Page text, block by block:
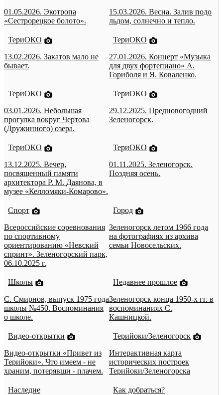
01.05.2026. Экотропа
«Сестрорецкое болото».
15.03.2026. Весна. Залив подо
льдом, солнечно и тепло.
ТериОКО
13.02.2026. Закатов мало не
бывает.
ТериОКО
27.01.2026. Концерт «Музыка
для двух фортепиано» А.
Гориболя и Я. Коваленко.
ТериОКО
03.01.2026. Небольшая
прогулка вокруг Чертова
(Дружинного) озера.
ТериОКО
29.12.2025. Предновогодний
Зеленогорск.
ТериОКО
13.12.2025. Вечер,
посвященный памяти
архитектора Р. М. Даянова, в
музее «Келломяки-Комарово».
ТериОКО
01.11.2025. Зеленогорск.
Поздняя осень.
Спорт
Всероссийские соревнования
по спортивному
ориентированию «Невский
спринт». Зеленогорский парк,
06.10.2025 г.
Город
Зеленогорск летом 1966 года
на фотографиях из архива
семьи Новосельских.
Школы
С. Смирнов, выпуск 1975 года
школы №450. Воспоминания
о школе.
Недавнее прошлое
Зеленогорск конца 1950-х гг. в
воспоминаниях С.
Кашницкой.
Видео-открытки
Видео-открытки «Привет из
Терийоки». Что имеем - не
храним, потерявши - плачем.
Терийоки/Зеленогорск
Интерактивная карта
исторических построек
Терийоки/Зеленогорска
Наследие
Как добраться?